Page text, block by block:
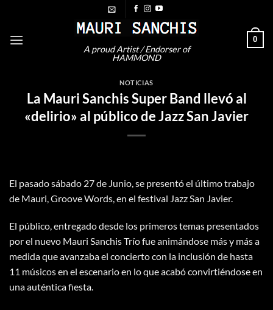
contenido
A proud Artist / Endorser of
HAMMOND
0
NOTICIAS
La Mauri Sanchis Super Band llevó al
«delirio» al público de Jazz San Javier
El pasado sábado 27 de Junio, se presentó el último trabajo
de Mauri, Groove Words, en el festival Jazz San Javier.
El público, entregado desde los primeros temas presentados
por el nuevo Mauri Sanchis Trío fue animándose más y más a
medida que avanzaba el concierto con la inclusión de hasta
11 músicos en el escenario en lo que acabó convirtiéndose en
una auténtica fiesta.